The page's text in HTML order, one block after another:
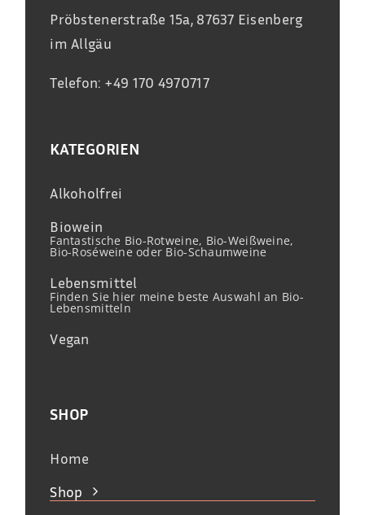
Pröbstenerstraße 15a, 87637 Eisenberg
im Allgäu
Telefon: +49 170 4970717
KATEGORIEN
Alkoholfrei
Biowein
Fantastische Bio-Rotweine, Bio-Weißweine,
Bio-Roséweine oder Bio-Schaumweine
Lebensmittel
Finden Sie hier meine beste Auswahl an Bio-
Lebensmitteln
Vegan
SHOP
Home
Shop